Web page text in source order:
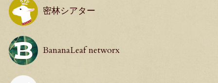
密林シアター
BananaLeaf networx